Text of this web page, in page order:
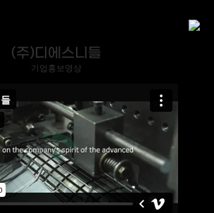
(주)디에스니들
기업홍보영상